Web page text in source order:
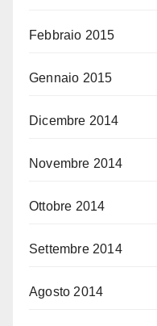
Febbraio 2015
Gennaio 2015
Dicembre 2014
Novembre 2014
Ottobre 2014
Settembre 2014
Agosto 2014